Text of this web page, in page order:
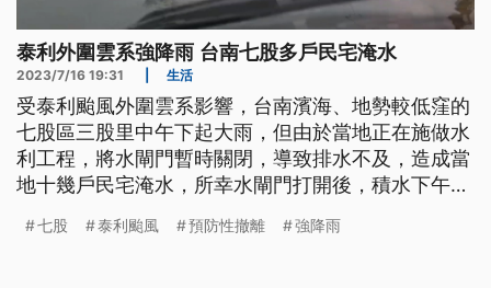
泰利外圍雲系強降雨 台南七股多戶民宅淹水
2023/7/16 19:31 生活
受泰利颱風外圍雲系影響，台南濱海、地勢較低窪的
七股區三股里中午下起大雨，但由於當地正在施做水
利工程，將水閘門暫時關閉，導致排水不及，造成當
地十幾戶民宅淹水，所幸水閘門打開後，積水下午已
響，到週二前台灣天氣環境仍不穩定，民眾需多加留
七股 泰利颱風 預防性撤離 強降雨